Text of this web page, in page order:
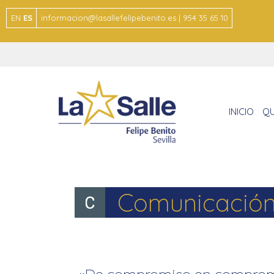
EN ES informacion@lasallefelipebenito.es | 954 35 65 10
INICIO